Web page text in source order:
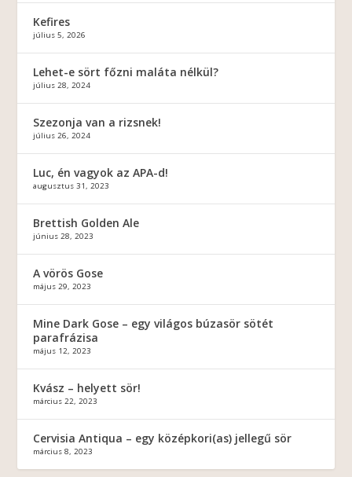
Kefires
július 5, 2026
Lehet-e sört főzni maláta nélkül?
július 28, 2024
Szezonja van a rizsnek!
július 26, 2024
Luc, én vagyok az APA-d!
augusztus 31, 2023
Brettish Golden Ale
június 28, 2023
A vörös Gose
május 29, 2023
Mine Dark Gose – egy világos búzasör sötét
parafrázisa
május 12, 2023
Kvász – helyett sör!
március 22, 2023
Cervisia Antiqua – egy középkori(as) jellegű sör
március 8, 2023